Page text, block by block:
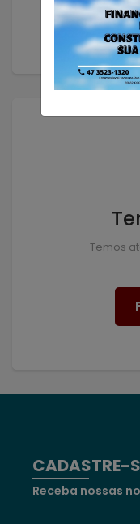
Temos
CADASTRE-
Receba nossas